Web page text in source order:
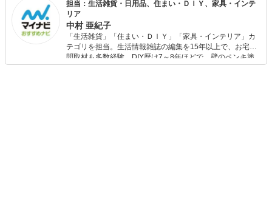
担当：生活雑貨・日用品、住まい・ＤＩＹ、家具・インテ
リア
中村 亜紀子
「生活雑貨」「住まい・ＤＩＹ」「家具・インテリア」カ
テゴリを担当。生活情報雑誌の編集を15年以上で、お宅訪
問取材も多数経験。DIY歴は7～8年ほどで、壁のペンキ塗
りや壁紙チェンジなどもチャレンジ済み。初心者でもモノ